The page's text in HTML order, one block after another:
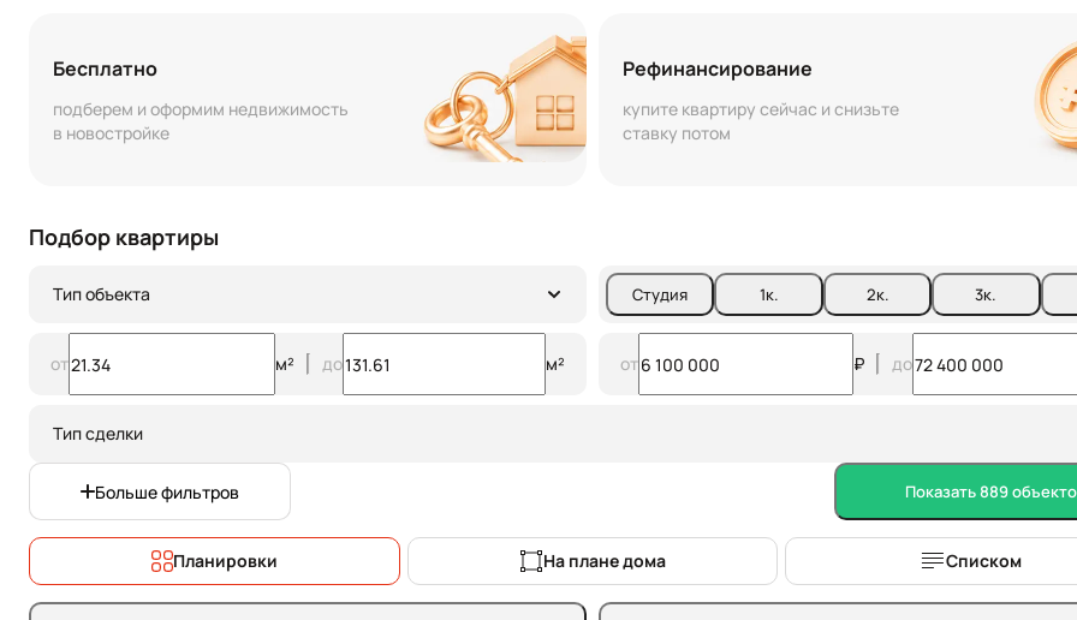
Бесплатно
подберем и оформим недвижимость
в новостройке
Рефинансирование
купите квартиру сейчас и снизьте
ставку потом
Подбор квартиры
Тип объекта Студия 1к. 2к. 3к.
от м² до м² от ₽ до
Тип сделки
Больше фильтров Показать 889
Планировки На плане дома Списком